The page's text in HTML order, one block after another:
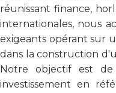
réunissant finance,
internationales, nous
exigeants opérant sur
dans la construction
Notre objectif est
investissement en